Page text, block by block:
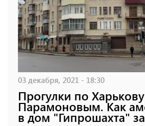
03 декабря, 2021 - 18:30
Прогулки по
Парамоновым. Как
в дом "Гипрошахта"